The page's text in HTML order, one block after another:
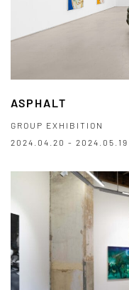
ASPHALT
GROUP EXHIBITION
2024.04.20 - 2024.05.19